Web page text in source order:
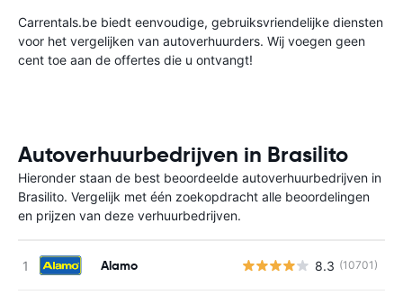
Carrentals.be biedt eenvoudige, gebruiksvriendelijke diensten
voor het vergelijken van autoverhuurders. Wij voegen geen
cent toe aan de offertes die u ontvangt!
Autoverhuurbedrijven in Brasilito
Hieronder staan de best beoordeelde autoverhuurbedrijven in
Brasilito. Vergelijk met één zoekopdracht alle beoordelingen
en prijzen van deze verhuurbedrijven.
Alamo 8.3 (10701)